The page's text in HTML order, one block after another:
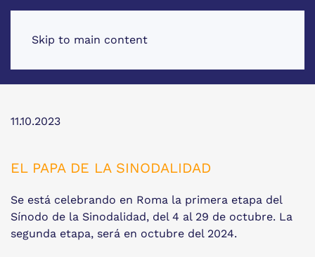
Skip to main content
11.10.2023
EL PAPA DE LA SINODALIDAD
Se está celebrando en Roma la primera etapa del
Sínodo de la Sinodalidad, del 4 al 29 de octubre. La
segunda etapa, será en octubre del 2024.